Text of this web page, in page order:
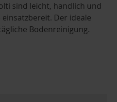
sind leicht, handlich und
Der ideale
Bodenreinigung.